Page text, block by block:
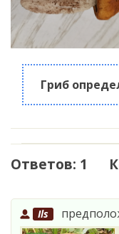
Гриб
Ответов: 1
Ils